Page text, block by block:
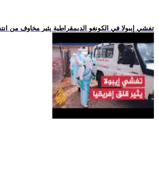
.. تفشي إيبولا في الكونغو الديمقراطية يثير مخاوف من